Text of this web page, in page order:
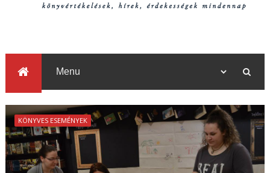
KÖNYVES ESEMÉNYEK